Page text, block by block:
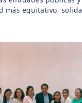
más equitativo,